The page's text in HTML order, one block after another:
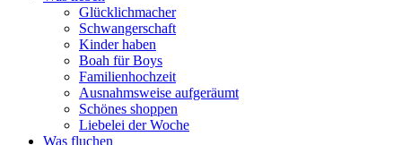
Glücklichmacher
Schwangerschaft
Kinder haben
Boah für Boys
Familienhochzeit
Ausnahmsweise aufgeräumt
Schönes shoppen
Liebelei der Woche
Was fluchen